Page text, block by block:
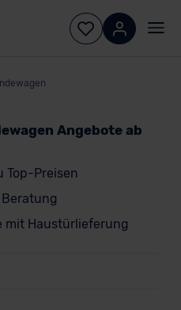
Angebote ab
Top-Preisen
mit Haustürlieferung